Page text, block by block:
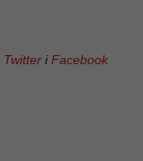
Twitter iFacebook